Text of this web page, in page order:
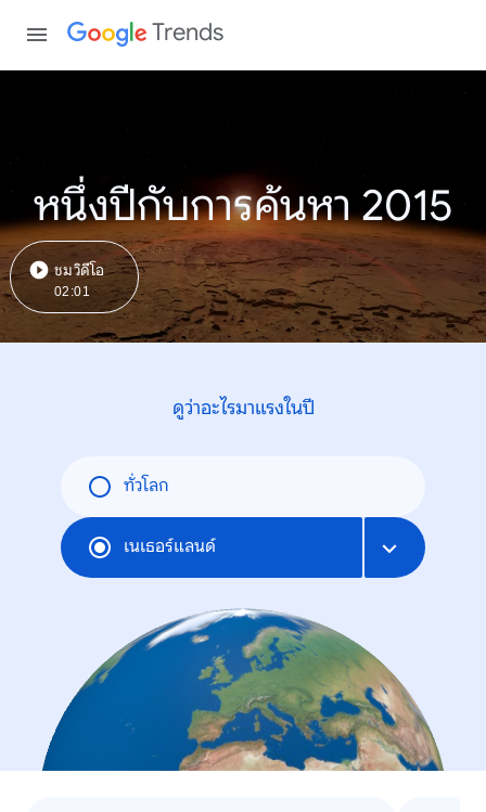
Trends
หนึ่งปีกับการค้นหา 2015
ชมวิดีโอ
02:01
ดูว่าอะไรมาแรงในปี
ทั่วโลก
เนเธอร์แลนด์